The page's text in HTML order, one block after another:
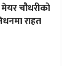
मेयर चौधरीको
राहत